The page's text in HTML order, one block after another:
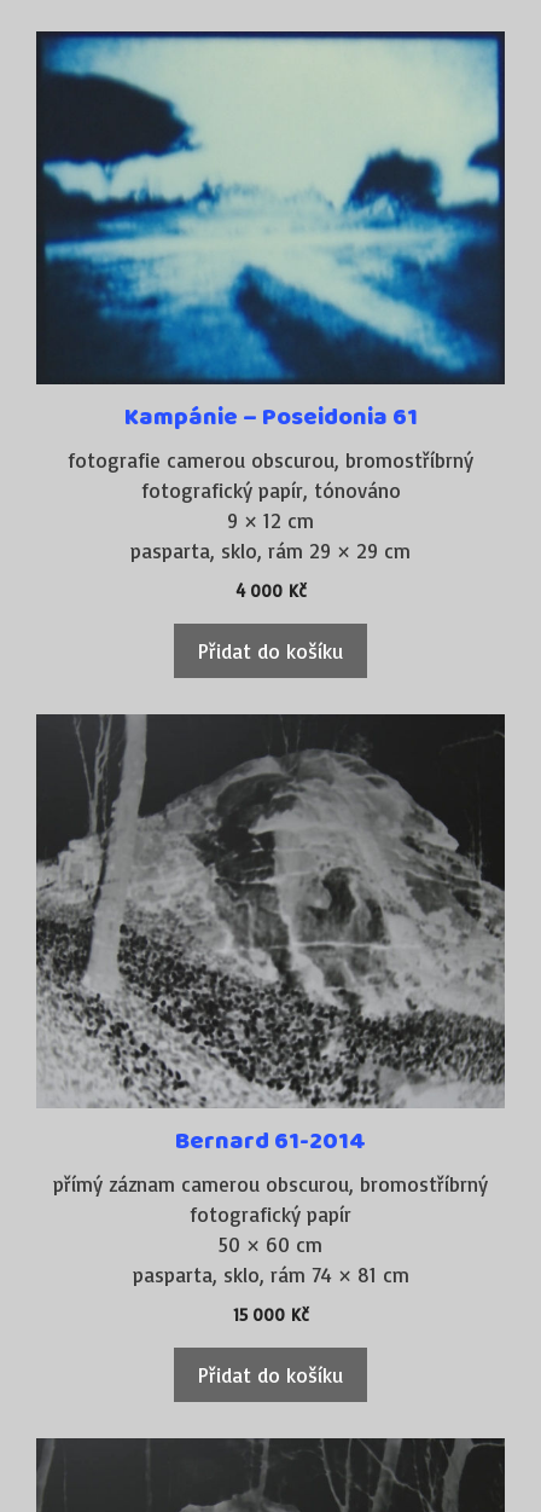
Kampánie – Poseidonia 61
fotografie camerou obscurou, bromostříbrný
fotografický papír, tónováno
9 × 12 cm
pasparta, sklo, rám 29 × 29 cm
4 000 Kč
Přidat do košíku
Bernard 61-2014
přímý záznam camerou obscurou, bromostříbrný
fotografický papír
50 × 60 cm
pasparta, sklo, rám 74 × 81 cm
15 000 Kč
Přidat do košíku